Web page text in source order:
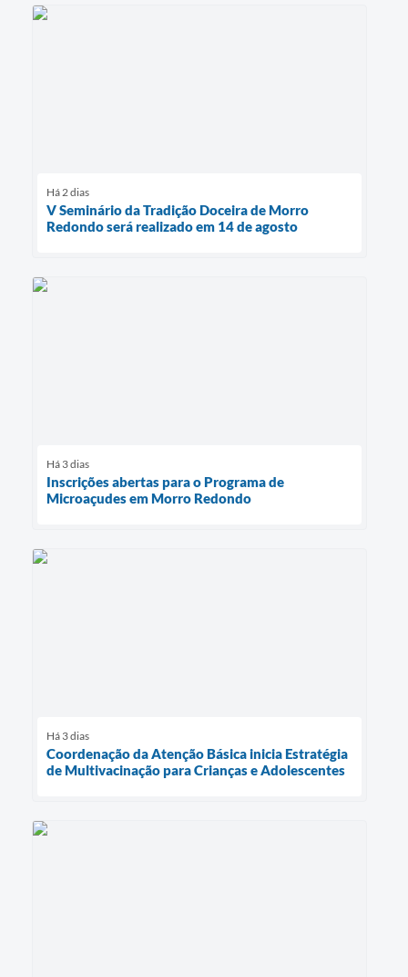
Há 2 dias
V Seminário da Tradição Doceira de Morro
Redondo será realizado em 14 de agosto
Há 3 dias
Inscrições abertas para o Programa de
Microaçudes em Morro Redondo
Há 3 dias
Coordenação da Atenção Básica inicia Estratégia
de Multivacinação para Crianças e Adolescentes